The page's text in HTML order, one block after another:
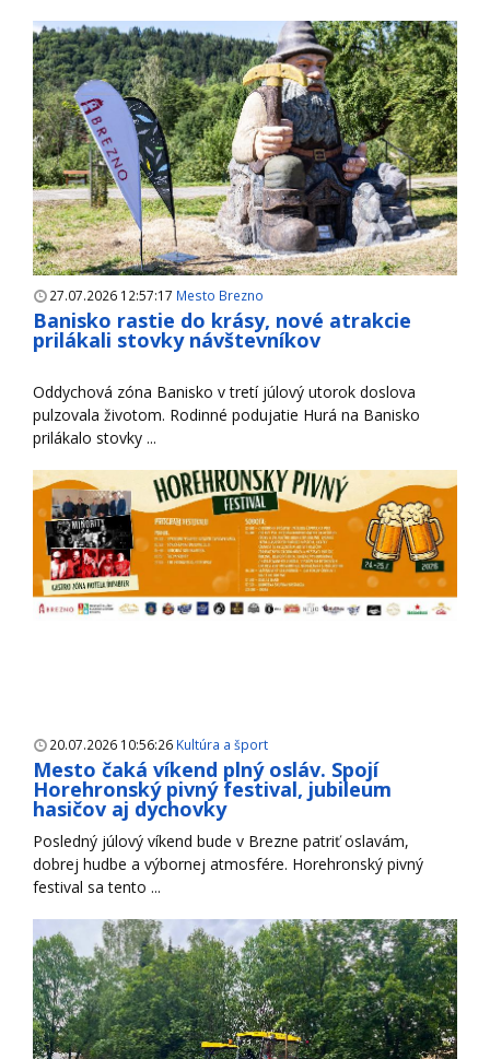
27.07.2026 12:57:17 Mesto Brezno
Banisko rastie do krásy, nové atrakcie
prilákali stovky návštevníkov
Oddychová zóna Banisko v tretí júlový utorok doslova
pulzovala životom. Rodinné podujatie Hurá na Banisko
prilákalo stovky ...
20.07.2026 10:56:26 Kultúra a šport
Mesto čaká víkend plný osláv. Spojí
Horehronský pivný festival, jubileum
hasičov aj dychovky
Posledný júlový víkend bude v Brezne patriť oslavám,
dobrej hudbe a výbornej atmosfére. Horehronský pivný
festival sa tento ...